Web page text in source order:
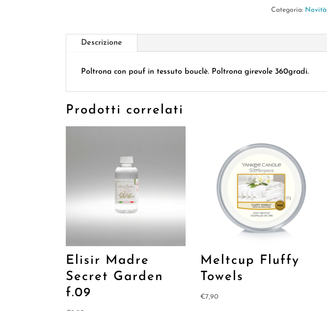
Categoria: Novità
Descrizione
Poltrona con pouf in tessuto bouclè. Poltrona girevole 360gradi.
Prodotti correlati
Elisir Madre
Secret Garden
f.09
Meltcup Fluffy
Towels
€7,90